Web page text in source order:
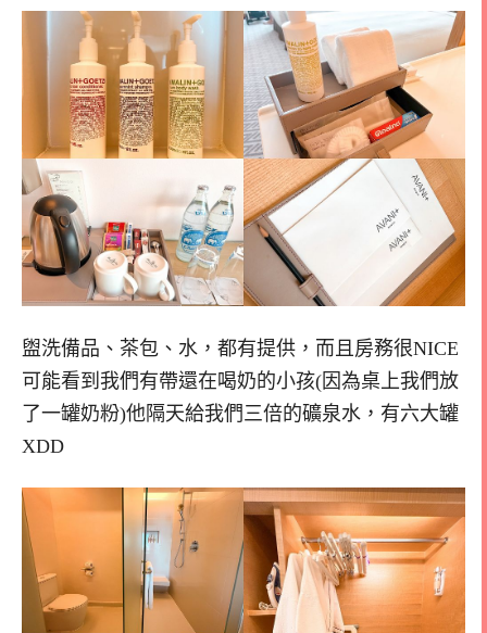
盥洗備品、茶包、水，都有提供，而且房務很NICE
可能看到我們有帶還在喝奶的小孩(因為桌上我們放
了一罐奶粉)他隔天給我們三倍的礦泉水，有六大罐
XDD